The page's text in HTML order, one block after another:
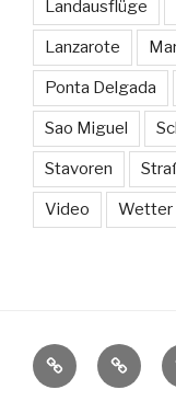
Landausflüge
Lanzarote
Ponta Delgada
Sao Miguel
Stavoren
Video Wetter
Sissi
Länder
und